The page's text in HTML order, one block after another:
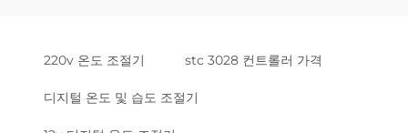
220v 온도 조절기 stc 3028 컨트롤러 가격
디지털 온도 및 습도 조절기